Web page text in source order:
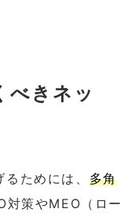
べきネッ
ためには、 多角
対策やMEO（ロー